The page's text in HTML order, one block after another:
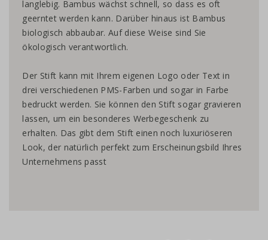
langlebig. Bambus wächst schnell, so dass es oft
geerntet werden kann. Darüber hinaus ist Bambus
biologisch abbaubar. Auf diese Weise sind Sie
ökologisch verantwortlich.
Der Stift kann mit Ihrem eigenen Logo oder Text in
drei verschiedenen PMS-Farben und sogar in Farbe
bedruckt werden. Sie können den Stift sogar gravieren
lassen, um ein besonderes Werbegeschenk zu
erhalten. Das gibt dem Stift einen noch luxuriöseren
Look, der natürlich perfekt zum Erscheinungsbild Ihres
Unternehmens passt